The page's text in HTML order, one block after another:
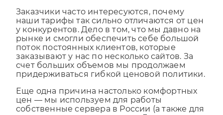
Заказчики часто интересуются, почему
наши тарифы так сильно отличаются от цен
у конкурентов. Дело в том, что мы давно на
рынке и смогли обеспечить себе большой
поток постоянных клиентов, которые
заказывают у нас по несколько сайтов. За
счет больших объемов мы продолжаем
Еще одна причина настолько комфортных
цен — мы используем для работы